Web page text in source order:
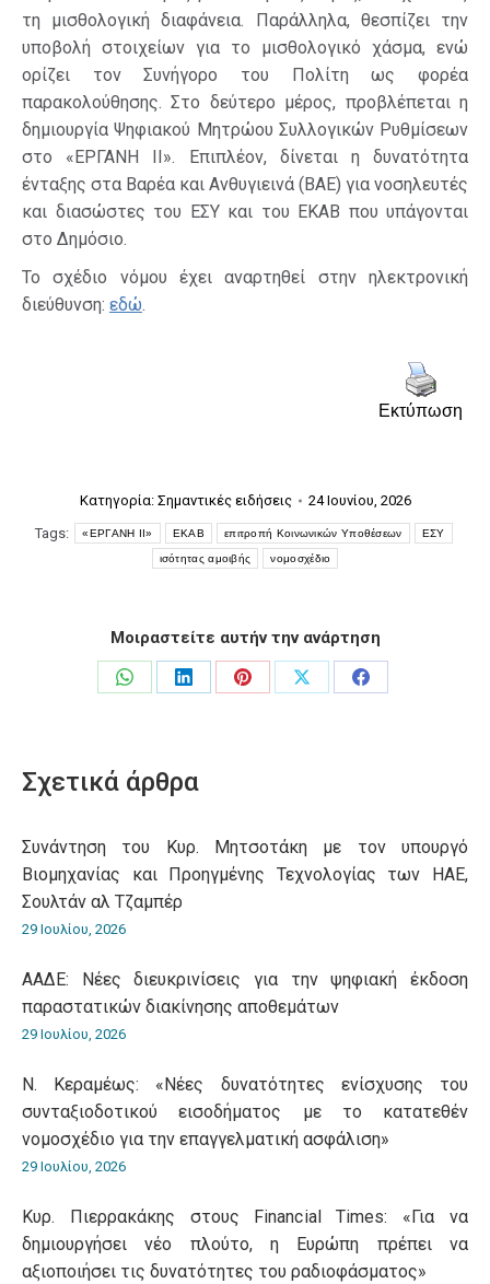
τη μισθολογική διαφάνεια. Παράλληλα, θεσπίζει την
υποβολή στοιχείων για το μισθολογικό χάσμα, ενώ
ορίζει τον Συνήγορο του Πολίτη ως φορέα
παρακολούθησης. Στο δεύτερο μέρος, προβλέπεται η
δημιουργία Ψηφιακού Μητρώου Συλλογικών Ρυθμίσεων
στο «ΕΡΓΑΝΗ ΙΙ». Επιπλέον, δίνεται η δυνατότητα
ένταξης στα Βαρέα και Ανθυγιεινά (ΒΑΕ) για νοσηλευτές
και διασώστες του ΕΣΥ και του ΕΚΑΒ που υπάγονται
στο Δημόσιο.
Το σχέδιο νόμου έχει αναρτηθεί στην ηλεκτρονική
διεύθυνση: εδώ.
Εκτύπωση
Κατηγορία: Σημαντικές ειδήσεις
24 Ιουνίου, 2026
Tags:
«ΕΡΓΑΝΗ ΙΙ» ΕΚΑΒ επιτροπή Κοινωνικών Υποθέσεων ΕΣΥ
ισότητας αμοιβής νομοσχέδιο
Μοιραστείτε αυτήν την ανάρτηση
Share
Share
Share
Share
Share
Σχετικά άρθρα
Συνάντηση του Κυρ. Μητσοτάκη με τον υπουργό
Βιομηχανίας και Προηγμένης Τεχνολογίας των ΗΑΕ,
Σουλτάν αλ Τζαμπέρ
29 Ιουλίου, 2026
ΑΑΔΕ: Νέες διευκρινίσεις για την ψηφιακή έκδοση
παραστατικών διακίνησης αποθεμάτων
29 Ιουλίου, 2026
Ν. Κεραμέως: «Νέες δυνατότητες ενίσχυσης του
συνταξιοδοτικού εισοδήματος με το κατατεθέν
νομοσχέδιο για την επαγγελματική ασφάλιση»
29 Ιουλίου, 2026
Κυρ. Πιερρακάκης στους Financial Times: «Για να
δημιουργήσει νέο πλούτο, η Ευρώπη πρέπει να
αξιοποιήσει τις δυνατότητες του ραδιοφάσματος»